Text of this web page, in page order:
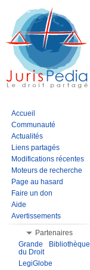
Accueil
Communauté
Actualités
Liens partagés
Modifications récentes
Moteurs de recherche
Page au hasard
Faire un don
Aide
Avertissements
Partenaires
Grande Bibliothèque
du Droit
LegiGlobe